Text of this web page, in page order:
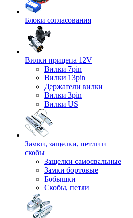
Блоки согласования
Вилки прицепа 12V
Вилки 7pin
Вилки 13pin
Держатели вилки
Вилки 3pin
Вилки US
Замки, защелки, петли и
скобы
Защелки самосвальные
Замки бортовые
Бобышки
Скобы, петли